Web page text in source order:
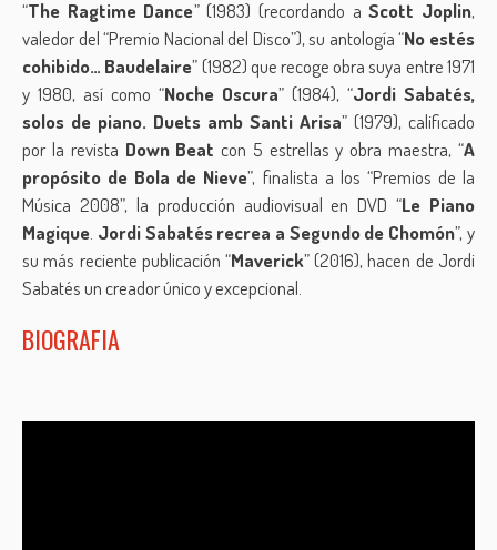
“The Ragtime Dance” (1983) (recordando aScott Joplin,
valedor del “Premio Nacional del Disco”), su antología “No estés
cohibido… Baudelaire” (1982) que recoge obra suya entre 1971
y 1980, así como “Noche Oscura” (1984), “Jordi Sabatés,
solos de piano. Duets amb Santi Arisa” (1979), calificado
por la revista Down Beat con 5 estrellas y obra maestra, “A
propósito de Bola de Nieve”, finalista a los “Premios de la
Música 2008”, la producción audiovisual en DVD “Le Piano
Magique Jordi Sabatés recrea a Segundo de Chomón”, y
su más reciente publicación “Maverick” (2016), hacen de Jordi
Sabatés un creador único y excepcional.
BIOGRAFIA